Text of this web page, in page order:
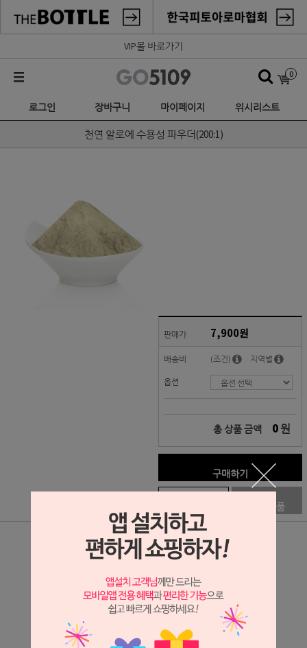
VIP몰 바로가기
0
로그인 장바구니 마이페이지 위시리스트
천연 알로에 수용성 파우더(200:1)
판매가 7,900원
배송비 (조건) 지역별
옵션
총 상품 금액 0 원
구매하기
관심상품
상세 정보를 확대해 보실 수 있습니다.